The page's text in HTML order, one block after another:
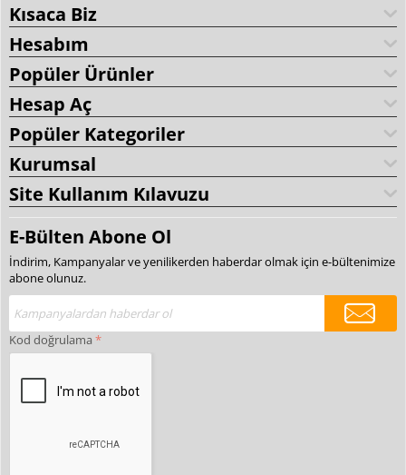
Kısaca Biz
Hesabım
Popüler Ürünler
Hesap Aç
Popüler Kategoriler
Kurumsal
Site Kullanım Kılavuzu
E-Bülten Abone Ol
İndirim, Kampanyalar ve yenilikerden haberdar olmak için e-bültenimize
abone olunuz.
Kod doğrulama